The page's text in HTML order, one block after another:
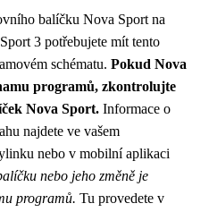
balíčku Nova Sport na
3 potřebujete mít tento
schématu. Pokud Nova
programů, zkontrolujte
Nova Sport. Informace o
najdete ve vašem
nebo v mobilní aplikaci
nebo jeho změně je
programů. Tu provedete v